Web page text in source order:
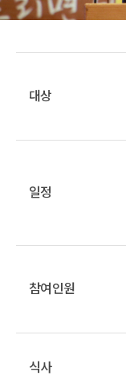
대상
일정
참여인원
식사